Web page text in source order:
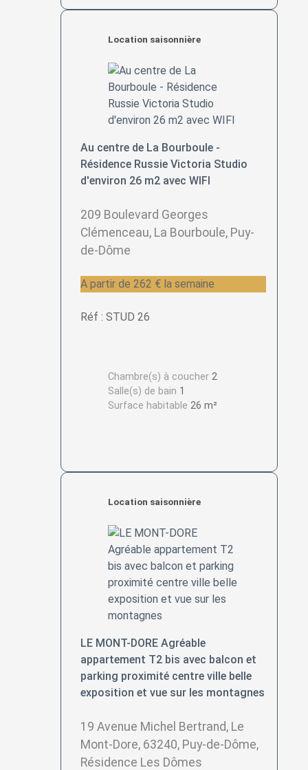
Location saisonnière
Au centre de La Bourboule -
Résidence Russie Victoria Studio
d'environ 26 m2 avec WIFI
209 Boulevard Georges
Clémenceau, La Bourboule, Puy-
de-Dôme
A partir de 262 € la semaine
Réf : STUD 26
Chambre(s) à coucher 2
Salle(s) de bain 1
Surface habitable 26 m²
Location saisonnière
LE MONT-DORE Agréable
appartement T2 bis avec balcon et
parking proximité centre ville belle
exposition et vue sur les montagnes
19 Avenue Michel Bertrand, Le
Mont-Dore, 63240, Puy-de-Dôme,
Résidence Les Dômes